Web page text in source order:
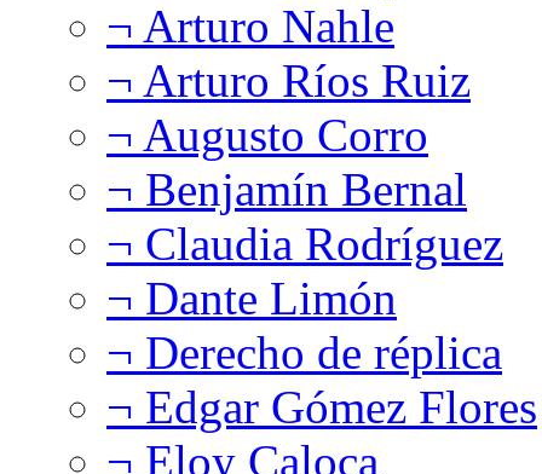
¬ Arturo Nahle
¬ Arturo Ríos Ruiz
¬ Augusto Corro
¬ Benjamín Bernal
¬ Claudia Rodríguez
¬ Dante Limón
¬ Derecho de réplica
¬ Edgar Gómez Flores
¬ Eloy Caloca